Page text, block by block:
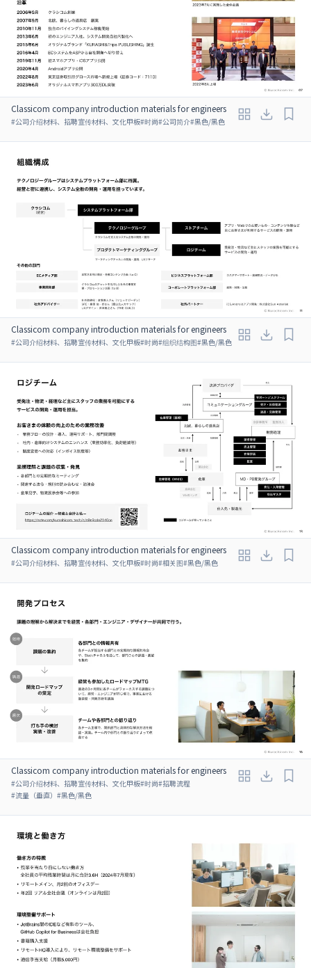
Classicom company introduction materials for engineers
#公司介绍材料、招聘宣传材料、文化甲板#时尚#公司简介#黑色/黑色
Classicom company introduction materials for engineers
#公司介绍材料、招聘宣传材料、文化甲板#时尚#组织结构图#黑色/黑色
Classicom company introduction materials for engineers
#公司介绍材料、招聘宣传材料、文化甲板#时尚#相关图#黑色/黑色
Classicom company introduction materials for engineers
#公司介绍材料、招聘宣传材料、文化甲板#时尚#招聘流程
#流量（垂直） #黑色/黑色